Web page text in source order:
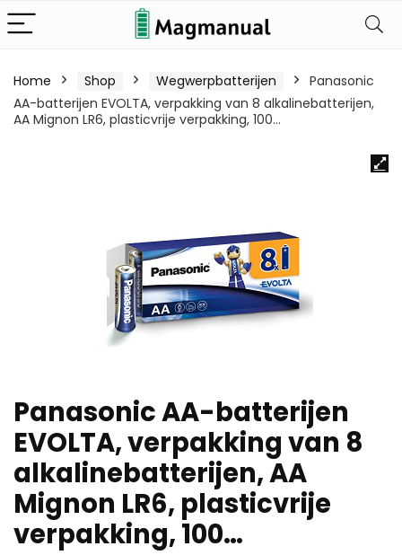
Home Shop Wegwerpbatterijen
Panasonic
AA-batterijen EVOLTA, verpakking van 8 alkalinebatterijen,
AA Mignon LR6, plasticvrije verpakking, 100…
Panasonic AA-batterijen
EVOLTA, verpakking van 8
alkalinebatterijen, AA
Mignon LR6, plasticvrije
verpakking, 100…